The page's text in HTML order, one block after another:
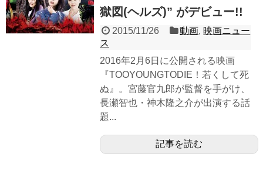
獄図(ヘルズ)” がデビュー!!
2015/11/26 動画, 映画ニュー
ス
2016年2月6日に公開される映画
『TOOYOUNGTODIE！若くして死
ぬ』。宮藤官九郎が監督を手がけ、
長瀬智也・神木隆之介が出演する話
題...
記事を読む